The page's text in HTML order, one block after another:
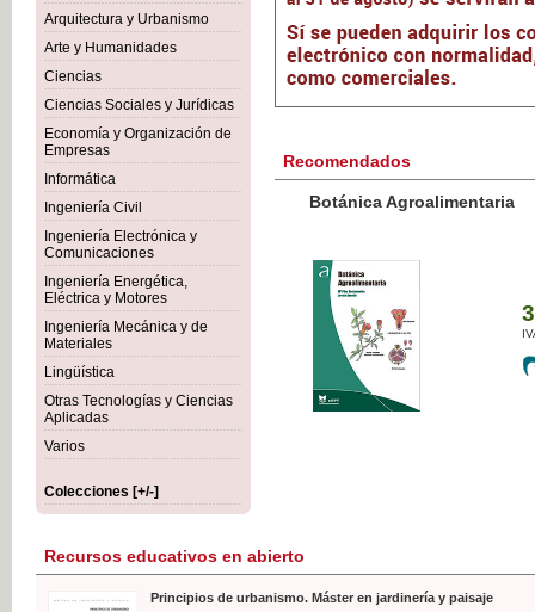
Arquitectura y Urbanismo
Arte y Humanidades
Ciencias
Ciencias Sociales y Jurídicas
Economía y Organización de
Empresas
Informática
Ingeniería Civil
Ingeniería Electrónica y
Comunicaciones
Ingeniería Energética,
Eléctrica y Motores
Ingeniería Mecánica y de
Materiales
Lingüística
Otras Tecnologías y Ciencias
Aplicadas
Varios
Colecciones [+/-]
Recomendados
Botánica Agroalimentaria
IVA
Recursos educativos en abierto
Principios de urbanismo. Máster en jardinería y paisaje